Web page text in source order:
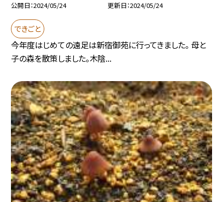
公開日 2024/05/24 更新日 2024/05/24
できごと
今年度はじめての遠足は新宿御苑に行ってきました。 母と
子の森を散策しました。木陰...